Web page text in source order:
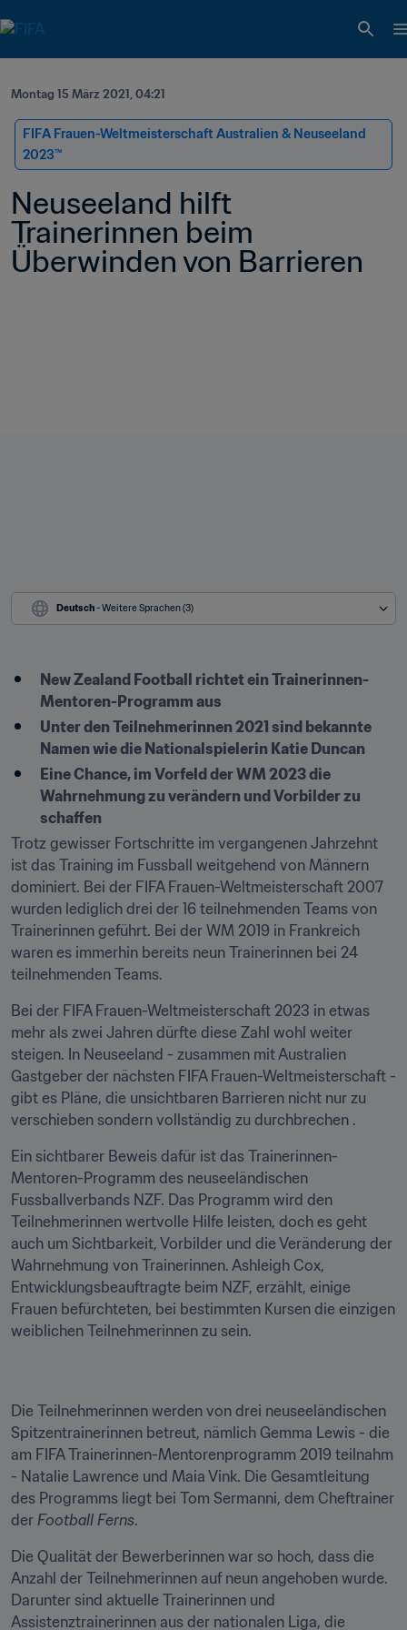
Montag 15 März 2021, 04:21
FIFA Frauen-Weltmeisterschaft Australien & Neuseeland
2023™
Neuseeland hilft
Trainerinnen beim
Überwinden von Barrieren
Deutsch - Weitere Sprachen (3)
New Zealand Football richtet ein Trainerinnen-
Mentoren-Programm aus
Unter den Teilnehmerinnen 2021 sind bekannte
Namen wie die Nationalspielerin Katie Duncan
Eine Chance, im Vorfeld der WM 2023 die
Wahrnehmung zu verändern und Vorbilder zu
schaffen
Trotz gewisser Fortschritte im vergangenen Jahrzehnt
ist das Training im Fussball weitgehend von Männern
dominiert. Bei der FIFA Frauen-Weltmeisterschaft 2007
wurden lediglich drei der 16 teilnehmenden Teams von
Trainerinnen geführt. Bei der WM 2019 in Frankreich
waren es immerhin bereits neun Trainerinnen bei 24
teilnehmenden Teams.
Bei der FIFA Frauen-Weltmeisterschaft 2023 in etwas
mehr als zwei Jahren dürfte diese Zahl wohl weiter
steigen. In Neuseeland - zusammen mit Australien
Gastgeber der nächsten FIFA Frauen-Weltmeisterschaft -
gibt es Pläne, die unsichtbaren Barrieren nicht nur zu
verschieben sondern vollständig zu durchbrechen .
Ein sichtbarer Beweis dafür ist das Trainerinnen-
Mentoren-Programm des neuseeländischen
Fussballverbands NZF. Das Programm wird den
Teilnehmerinnen wertvolle Hilfe leisten, doch es geht
auch um Sichtbarkeit, Vorbilder und die Veränderung der
Wahrnehmung von Trainerinnen. Ashleigh Cox,
Entwicklungsbeauftragte beim NZF, erzählt, einige
Frauen befürchteten, bei bestimmten Kursen die einzigen
weiblichen Teilnehmerinnen zu sein.
Die Teilnehmerinnen werden von drei neuseeländischen
Spitzentrainerinnen betreut, nämlich Gemma Lewis - die
am FIFA Trainerinnen-Mentorenprogramm 2019 teilnahm
- Natalie Lawrence und Maia Vink. Die Gesamtleitung
des Programms liegt bei Tom Sermanni, dem Cheftrainer
der Football Ferns.
Die Qualität der Bewerberinnen war so hoch, dass die
Anzahl der Teilnehmerinnen auf neun angehoben wurde.
Darunter sind aktuelle Trainerinnen und
Assistenztrainerinnen aus der nationalen Liga, die